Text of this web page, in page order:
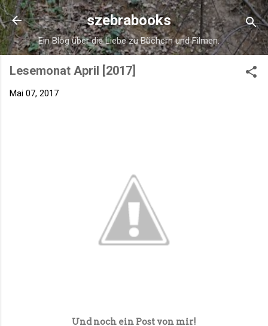
Direkt zum Hauptbereich
szebrabooks
Ein Blog über die Liebe zu Büchern und Filmen.
Lesemonat April [2017]
Mai 07, 2017
Und noch ein Post von mir!